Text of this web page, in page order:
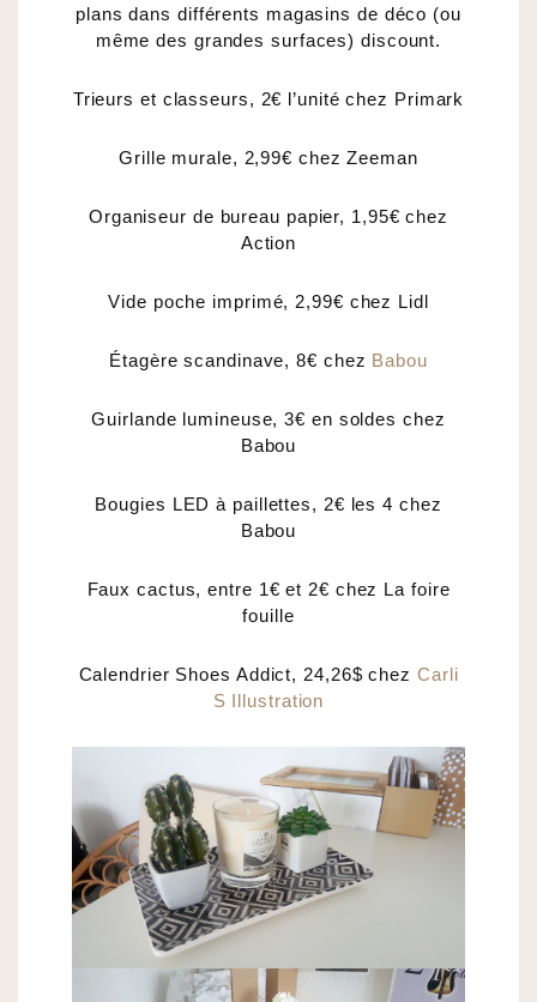
plans dans différents magasins de déco (ou
même des grandes surfaces) discount.
Trieurs et classeurs, 2€ l’unité chez Primark
Grille murale, 2,99€ chez Zeeman
Organiseur de bureau papier, 1,95€ chez
Action
Vide poche imprimé, 2,99€ chez Lidl
Étagère scandinave, 8€ chez Babou
Guirlande lumineuse, 3€ en soldes chez
Babou
Bougies LED à paillettes, 2€ les 4 chez
Babou
Faux cactus, entre 1€ et 2€ chez La foire
fouille
Calendrier Shoes Addict, 24,26$ chez Carli
S Illustration